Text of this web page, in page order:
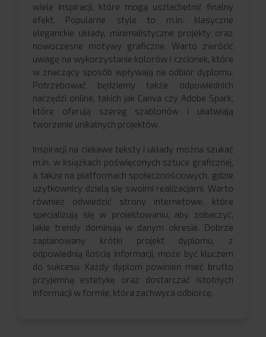
wiele inspiracji, które mogą uszlachetnić finalny
efekt. Popularne style to m.in. klasyczne
eleganckie układy, minimalistyczne projekty oraz
nowoczesne motywy graficzne. Warto zwrócić
uwagę na wykorzystanie kolorów i czcionek, które
w znaczący sposób wpływają na odbiór dyplomu.
Potrzebować będziemy także odpowiednich
narzędzi online, takich jak Canva czy Adobe Spark,
które oferują szereg szablonów i ułatwiają
tworzenie unikalnych projektów.
Inspiracji na ciekawe teksty i układy można szukać
m.in. w książkach poświęconych sztuce graficznej,
a także na platformach społecznościowych, gdzie
użytkownicy dzielą się swoimi realizacjami. Warto
również odwiedzić strony internetowe, które
specjalizują się w projektowaniu, aby zobaczyć,
jakie trendy dominują w danym okresie. Dobrze
zaplanowany krótki projekt dyplomu, z
odpowiednią ilością informacji, może być kluczem
do sukcesu. Każdy dyplom powinien mieć brutto
przyjemną estetykę oraz dostarczać istotnych
informacji w formie, która zachwyca odbiorcę.